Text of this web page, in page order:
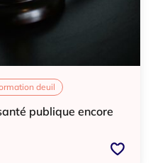
deuil
publique encore